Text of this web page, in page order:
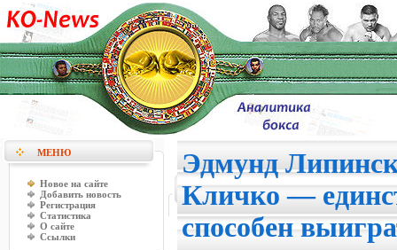
МЕНЮ
Новое на сайте
Добавить новость
Регистрация
Статистика
О сайте
Ссылки
Эдмунд
Кличко —
способен